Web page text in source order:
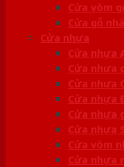
Cửa vòm
Cửa gỗ
Cửa nhựa
Cửa nhựa
Cửa nhựa
Cửa nhựa
Cửa nhựa
Cửa nhựa
Cửa nhựa
Cửa vòm
Cửa nhựa